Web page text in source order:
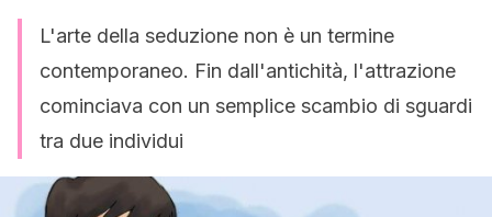
L'arte della seduzione non è un termine
contemporaneo. Fin dall'antichità, l'attrazione
cominciava con un semplice scambio di sguardi
tra due individui